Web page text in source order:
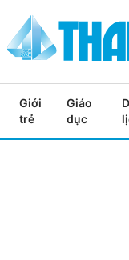
Giới
trẻ
Giáo
dục